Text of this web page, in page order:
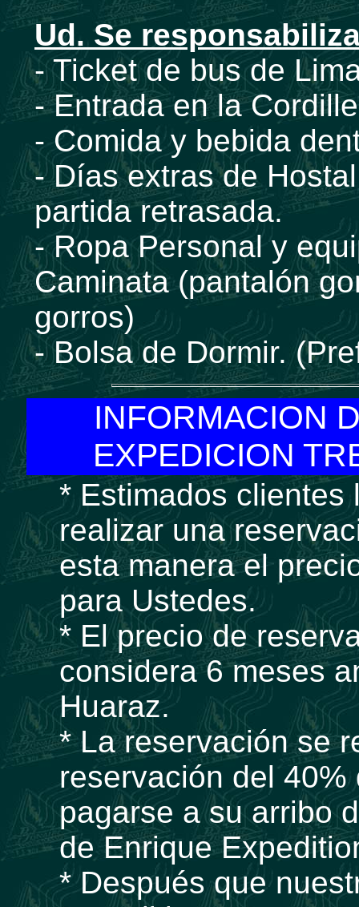
Ud. Se
- Ticket de bus de
- Entrada en la
- Comida y bebida
- Días extras de
partida retrasada.
- Ropa Personal y
Caminata (pantalón
gorros)
- Bolsa de Dormir.
INFORMACION
EXPEDICION
* Estimados clientes
realizar una
esta manera el
para Ustedes.
* El precio de
considera 6 meses
Huaraz.
* La reservación se
reservación del
pagarse a su arribo
de Enrique
* Después que